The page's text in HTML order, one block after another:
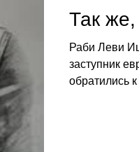
Так
Раби Леви
заступник
обратились